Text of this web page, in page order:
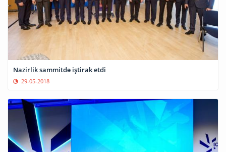
Nazirlik sammitdə iştirak etdi
29-05-2018